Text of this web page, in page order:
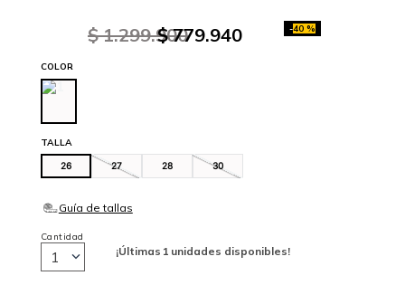
$ 1.299.900
$ 779.940 -40 %
TALLA
26 27 28 30
COLOR
¡Últimas 1 unidades disponibles!
Cantidad
1